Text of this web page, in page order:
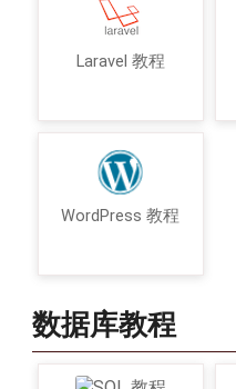
Laravel 教程
WordPress 教程
数据库教程